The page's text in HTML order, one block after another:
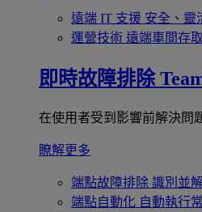
遠端 IT 支援 安全、靈
運營技術 遠端車間存取
即時故障排除
在使用者受到影響前解決問
瞭解更多
端點故障排除 識別並
端點自動化 自動執行